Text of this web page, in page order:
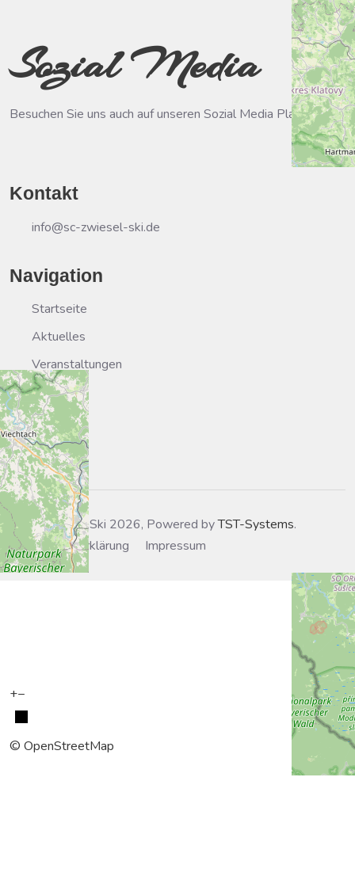
+−
© OpenStreetMap
Sozial Media
Besuchen Sie uns auch auf unseren Sozial Media Plattformen.
Kontakt
info@sc-zwiesel-ski.de
Navigation
Startseite
Aktuelles
Veranstaltungen
Kontakt
Login
© SC Zwiesel Ski 2026, Powered byTST-Systems.
Datenschutzerklärung
Impressum